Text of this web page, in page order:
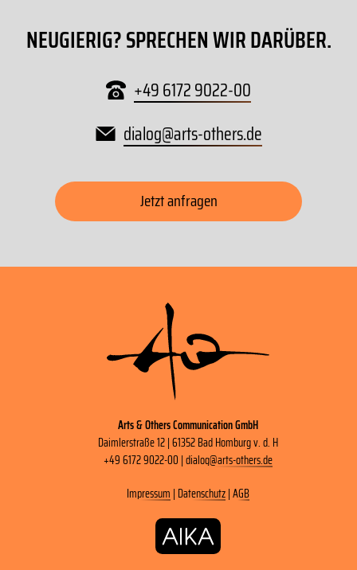
NEUGIERIG? SPRECHEN WIR DARÜBER.
+49 6172 9022-00
dialog@arts-others.de
Jetzt anfragen
Arts & Others Communication GmbH
Daimlerstraße 12 | 61352 Bad Homburg v. d. H
+49 6172 9022-00 |dialog@arts-others.de
Impressum | Datenschutz|AGB